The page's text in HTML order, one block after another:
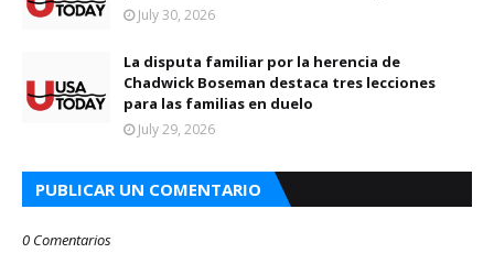
July 30, 2026
La disputa familiar por la herencia de
Chadwick Boseman destaca tres lecciones
para las familias en duelo
July 29, 2026
PUBLICAR UN COMENTARIO
0 Comentarios